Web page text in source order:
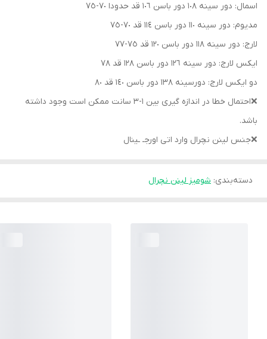
اسمال: دور سينه ١٠٨ دور باسن ١٠٦ قد حدودا ٧٠-٧٥
مديوم: دور سينه ١١٠ دور باسن ١١٤ قد ٧٠-٧٥
لارج: دور سينه ١١٨ دور باسن ١٢٠ قد ٧٥-٧٧
ايكس لارج: دور سينه ١٢٦ دور باسن ١٢٨ قد ٧٨
دو ايكس لارج: دورسينه ١٣٨ دور باسن ١٤٠ قد ٨٠
❌احتمال خطا در اندازه گيرى بين ١-٣ سانت ممكن است وجود داشته
باشد.
❌جنس لينن نچرال وارد اتى اورجـ ـينال
دسته‌بندی: شوميز لينن نچرال